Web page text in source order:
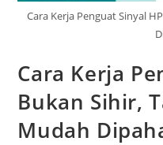
Cara Kerja Penguat Sinyal
Cara Kerja
Bukan Sihir,
Mudah